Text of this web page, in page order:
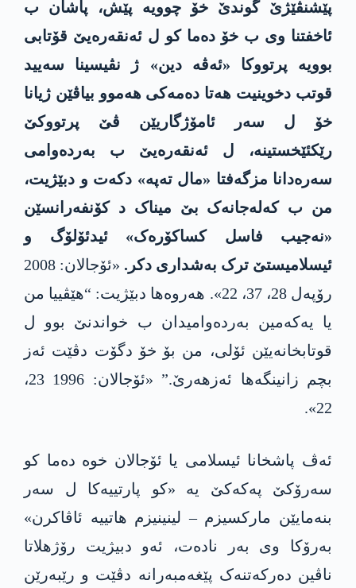
پێشنڤێژێ گوندێ خۆ چوویە پێش، پاشان ب
ئاخفتنا وی ب خۆ دەما کو ل ئەنقەرەیێ قۆتابی
بوویەپرتووکا «ئەڤە دین» ژ نڤیسینا سەیید
قوتب دخوینیت هەتا دەمەکی هەموو بیاڤێن ژیانا
خۆ ل سەر ئامۆژگار یێن ڤێ پرتووکێ
رێكئێخستینە، ل ئەنقەرەیێ ب بەردەوامی
سەرەدانا مزگەفتا «مال تەپە» دکەت و دبێژ یت،
من ب کەلەجانەک بێ میناک د کۆنفەرانسێن
«نەجیب فاسل کساکۆرەک» ئیدئۆلۆگ و
ئیسلامیستێ ترک بەشداری دکر.
«ئۆجالان: 2008
رۆپەل 28، 37، 22». هەروەها دبێژیت: “هێڤییا من
یا یەکەمین بەردەوامیدان ب خواندنێ بوو ل
قوتابخانه‌یێن ئۆلی، من بۆ خۆ دگۆت دڤێت ئەز
بچم زانینگەها ئەزهەرێ.” «ئۆجالان: 1996 23،
22».
ئەڤ پاشخانا ئیسلامی یا ئۆجالان خوە دەما کو
سەرۆکێ پەکەکێ یە «کو پارتییەکا ل سەر
بنەمایێن مارکسیزم – لینینیزم هاتییە ئاڤاکرن»
بەرۆکا وی بەر نادەت، ئەو دبیژیت رۆژهلاتا
ناڤین دەرکەتنەک پێغەمبەرانە دڤێت و رێبەرێن